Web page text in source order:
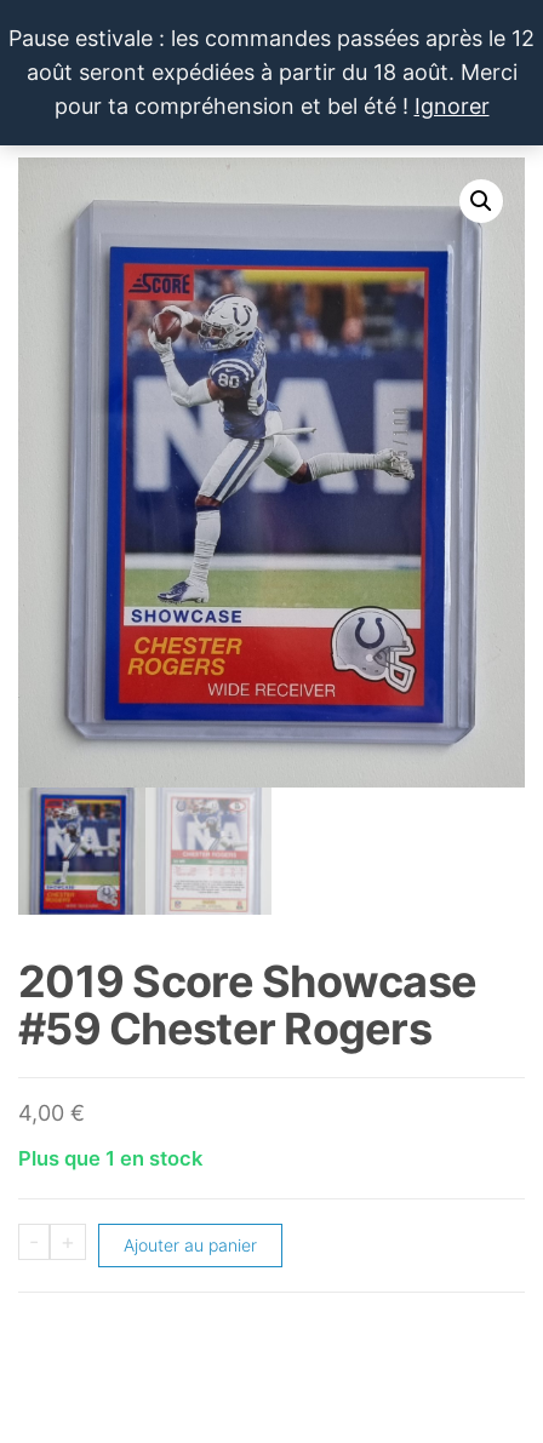
au
contenu
Pause estivale : les commandes passées après le 12
août seront expédiées à partir du 18 août. Merci
pour ta compréhension et bel été ! Ignorer
LE SPORTIF
DU
DIMANCHE®
Cartes
et
produits
dérivés
autour
sport et
de la
pop
culture
2019 Score Showcase
#59 Chester Rogers
4,00 €
Plus que 1 en stock
-
quantité
+ Ajouter au panier